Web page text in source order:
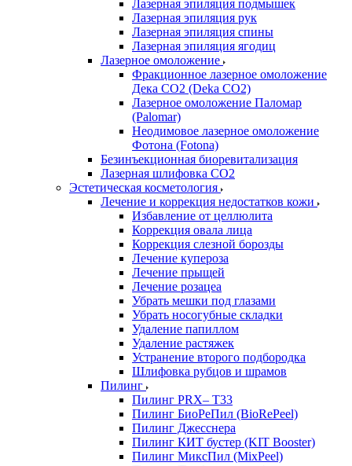
Лазерная эпиляция подмышек
Лазерная эпиляция рук
Лазерная эпиляция спины
Лазерная эпиляция ягодиц
Лазерное омоложение
Фракционное лазерное омоложение
Дека СО2 (Deka CO2)
Лазерное омоложение Паломар
(Palomar)
Неодимовое лазерное омоложение
Фотона (Fotona)
Безинъекционная биоревитализация
Лазерная шлифовка СО2
Эстетическая косметология
Лечение и коррекция недостатков кожи
Избавление от целлюлита
Коррекция овала лица
Коррекция слезной борозды
Лечение купероза
Лечение прыщей
Лечение розацеа
Убрать мешки под глазами
Убрать носогубные складки
Удаление папиллом
Удаление растяжек
Устранение второго подбородка
Шлифовка рубцов и шрамов
Пилинг
Пилинг PRX– T33
Пилинг БиоРеПил (BioRePeel)
Пилинг Джесснера
Пилинг КИТ бустер (KIT Booster)
Пилинг МиксПил (MixPeel)